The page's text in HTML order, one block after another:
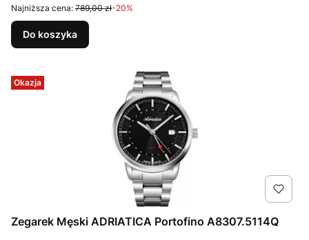
Najniższa cena: 789,00 zł-20%
Do koszyka
Okazja
Zegarek Męski ADRIATICA Portofino A8307.5114Q